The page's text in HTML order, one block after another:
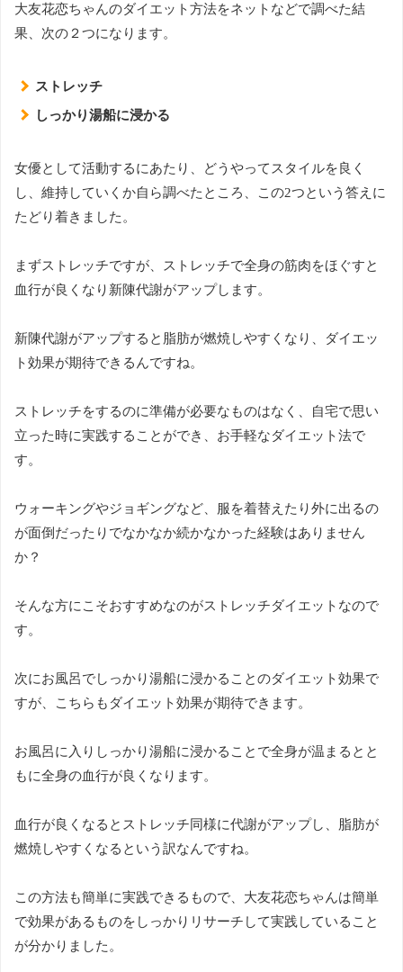
大友花恋ちゃんのダイエット方法をネットなどで調べた結
果、次の２つになります。
ストレッチ
しっかり湯船に浸かる
女優として活動するにあたり、どうやってスタイルを良く
し、維持していくか自ら調べたところ、この2つという答えに
たどり着きました。
まずストレッチですが、ストレッチで全身の筋肉をほぐすと
血行が良くなり新陳代謝がアップします。
新陳代謝がアップすると脂肪が燃焼しやすくなり、ダイエッ
ト効果が期待できるんですね。
ストレッチをするのに準備が必要なものはなく、自宅で思い
立った時に実践することができ、お手軽なダイエット法で
す。
ウォーキングやジョギングなど、服を着替えたり外に出るの
が面倒だったりでなかなか続かなかった経験はありません
か？
そんな方にこそおすすめなのがストレッチダイエットなので
す。
次にお風呂でしっかり湯船に浸かることのダイエット効果で
すが、こちらもダイエット効果が期待できます。
お風呂に入りしっかり湯船に浸かることで全身が温まるとと
もに全身の血行が良くなります。
血行が良くなるとストレッチ同様に代謝がアップし、脂肪が
燃焼しやすくなるという訳なんですね。
この方法も簡単に実践できるもので、大友花恋ちゃんは簡単
で効果があるものをしっかりリサーチして実践していること
が分かりました。